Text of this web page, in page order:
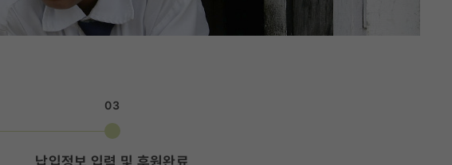
03
납입정보 입력 및 후원완료